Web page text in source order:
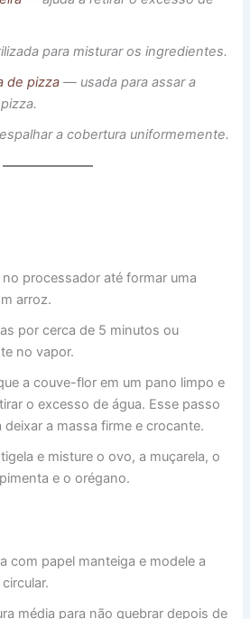
para misturar os ingredientes.
de pizza — usada para assar a
a cobertura uniformemente.
processador até formar uma
arroz.
por cerca de 5 minutos ou
no vapor.
a couve-flor em um pano limpo e
o excesso de água. Esse passo
a massa firme e crocante.
e misture o ovo, a muçarela, o
e o orégano.
com papel manteiga e modele a
média para não quebrar depois de